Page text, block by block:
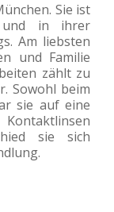
Sie ist
und in ihrer
Am liebsten
und Familie
zählt zu
Sowohl beim
sie auf eine
sie sich